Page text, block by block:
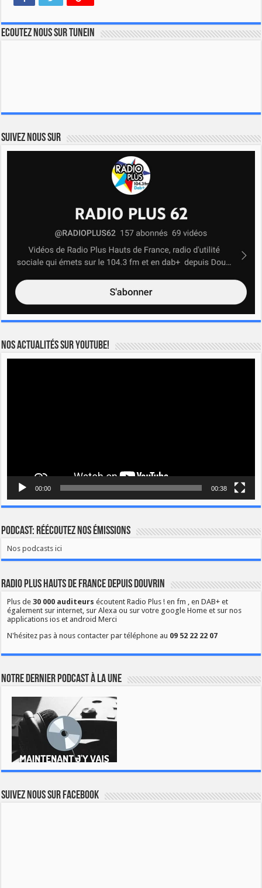
Ecoutez nous sur TuneIn
Suivez nous sur
Nos actualités sur YOUTUBE!
00:00 00:38
Podcast: Réécoutez nos émissions
Nos podcasts ici
Radio Plus Hauts de France depuis Douvrin
Plus de30 000 auditeurs écoutent Radio Plus ! en fm , en DAB+ et
également sur internet, sur Alexa ou sur votre google Home et sur nos
applications ios et android Merci
N'hésitez pas à nous contacter par téléphone au 09 52 22 22 07
Notre dernier podcast à la une
Suivez nous sur Facebook